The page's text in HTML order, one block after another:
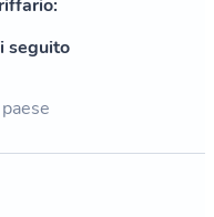
seguito